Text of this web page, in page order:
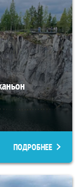
ПОДРОБНЕЕ